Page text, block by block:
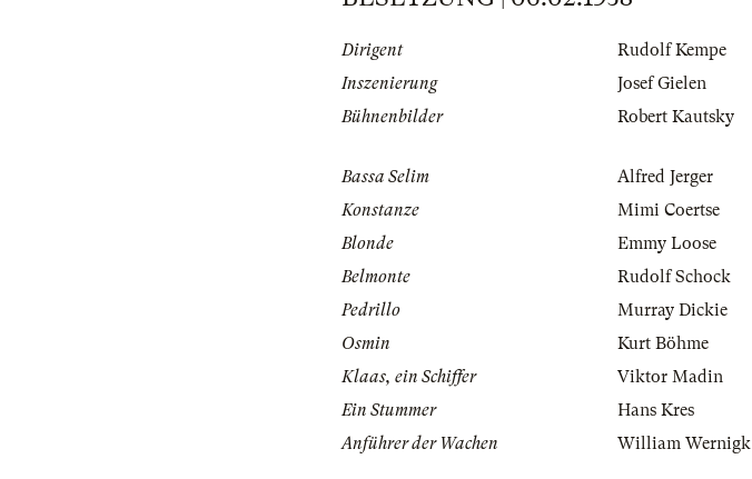
Dirigent
Rudolf Kempe
Inszenierung
Josef Gielen
Bühnenbilder
Robert Kautsky
Bassa Selim
Alfred Jerger
Konstanze
Mimi Coertse
Blonde
Emmy Loose
Belmonte
Rudolf Schock
Pedrillo
Murray Dickie
Osmin
Kurt Böhme
Klaas, ein Schiffer
Viktor Madin
Ein Stummer
Hans Kres
Anführer der Wachen
William Wernigk